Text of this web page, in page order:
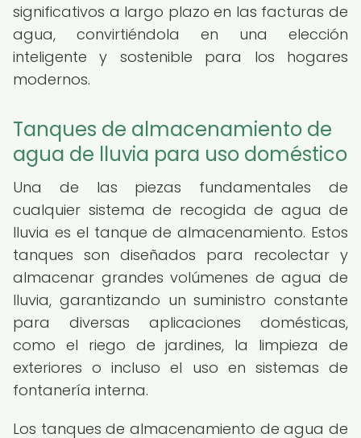
significativos a largo plazo en las facturas de
agua, convirtiéndola en una elección
inteligente y sostenible para los hogares
modernos.
Tanques de almacenamiento de
agua de lluvia para uso doméstico
Una de las piezas fundamentales de
cualquier sistema de recogida de agua de
lluvia es el tanque de almacenamiento. Estos
tanques son diseñados para recolectar y
almacenar grandes volúmenes de agua de
lluvia, garantizando un suministro constante
para diversas aplicaciones domésticas,
como el riego de jardines, la limpieza de
exteriores o incluso el uso en sistemas de
fontanería interna.
Los tanques de almacenamiento de agua de